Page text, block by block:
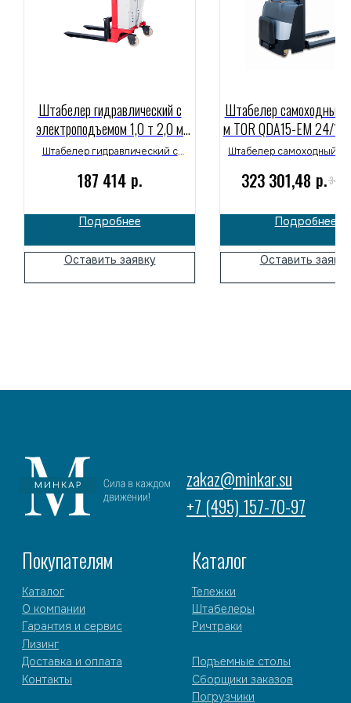
Штабелер гидравлический с
электроподъемом 1,0 т 2,0 м
TOR PEMS10
Штабелер гидравлический с
PEMS10 для склада. Надежное
интенсивной эксплуатации.
187 414 р.
Подробнее
Оставить заявку
Штабелер самоходный
м TOR QDA15-EM 24/
раздвижными
Штабелер самоходный
раздвижными
платформой) широко
центрах и
для складской логистики
с паллетами.
323 301,48 р.347
Подробнее
Оставить заявку